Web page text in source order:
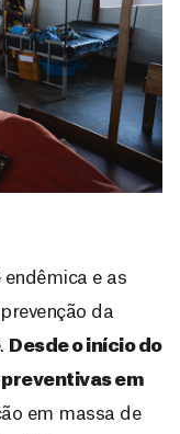
e as
da
Desde o início do
em
em massa de